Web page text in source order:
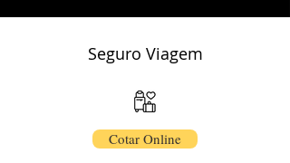
Seguro Viagem
Cotar Online